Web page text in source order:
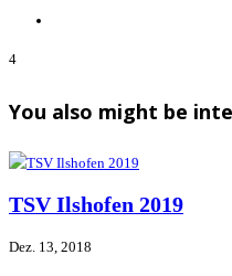
4
You also might be
TSV Ilshofen 2019
Dez. 13, 2018